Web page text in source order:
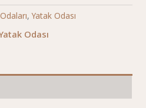
,Yatak Odası
Odası